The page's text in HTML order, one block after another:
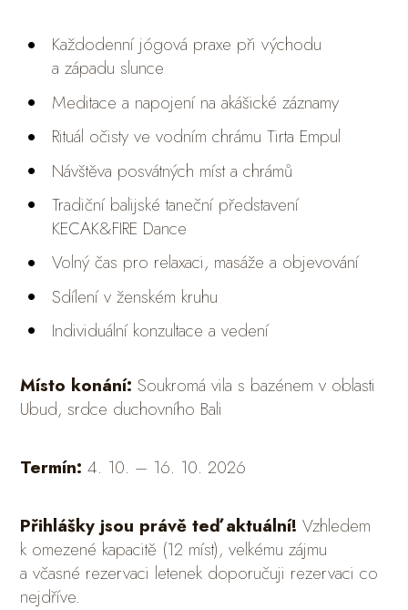
Každodenní jógová praxe při východu
a západu slunce
Meditace a napojení na akášické záznamy
Rituál očisty ve vodním chrámu Tirta Empul
Návštěva posvátných míst a chrámů
Tradiční balijské taneční představení
KECAK&FIRE Dance
Volný čas pro relaxaci, masáže a objevování
Sdílení v ženském kruhu
Individuální konzultace a vedení
Místo konání: Soukromá vila s bazénem v oblasti
Ubud, srdce duchovního Bali
Termín: 4. 10. – 16. 10. 2026
Přihlášky jsou právě teď aktuální!Vzhledem
k omezené kapacitě (12 míst), velkému zájmu
a včasné rezervaci letenek doporučuji rezervaci co
nejdříve.